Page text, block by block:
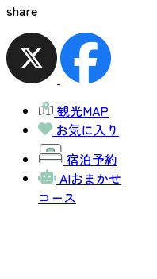
share
観光MAP
お気に入り
宿泊予約
AIおまかせ
コース